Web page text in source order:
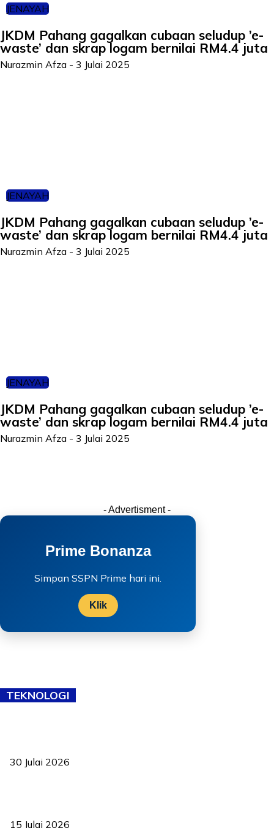
JENAYAH
JKDM Pahang gagalkan cubaan seludup ’e-
waste’ dan skrap logam bernilai RM4.4 juta
Nurazmin Afza - 3 Julai 2025
JENAYAH
JKDM Pahang gagalkan cubaan seludup ’e-
waste’ dan skrap logam bernilai RM4.4 juta
Nurazmin Afza - 3 Julai 2025
JENAYAH
JKDM Pahang gagalkan cubaan seludup ’e-
waste’ dan skrap logam bernilai RM4.4 juta
Nurazmin Afza - 3 Julai 2025
- Advertisment -
Prime Bonanza
Simpan SSPN Prime hari ini.
Klik
TEKNOLOGI
30 Julai 2026
15 Julai 2026